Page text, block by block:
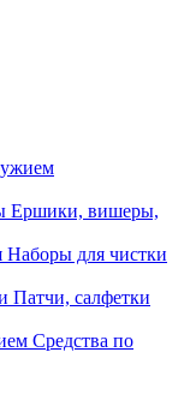
Ершики, вишеры,
Наборы для чистки
Патчи, салфетки
Средства по